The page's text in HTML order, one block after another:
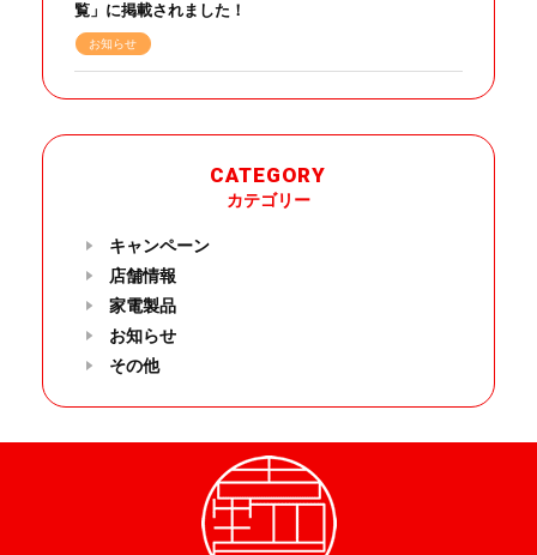
覧」に掲載されました！
お知らせ
CATEGORY
カテゴリー
キャンペーン
店舗情報
家電製品
お知らせ
その他